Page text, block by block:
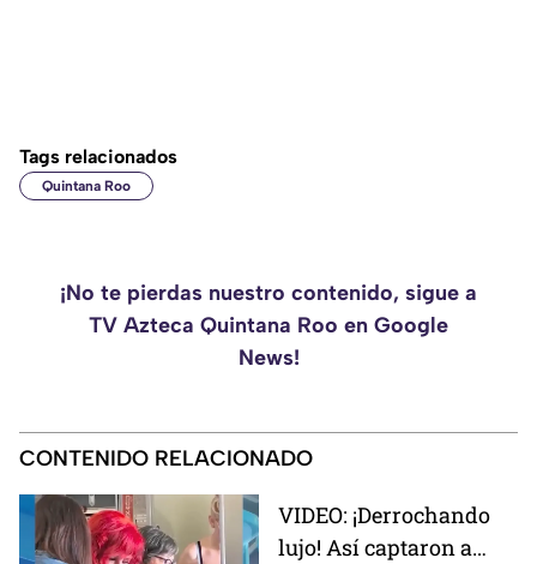
Tags relacionados
Quintana Roo
¡No te pierdas nuestro contenido, sigue a
TV Azteca Quintana Roo en Google
News!
CONTENIDO RELACIONADO
VIDEO: ¡Derrochando
lujo! Así captaron a